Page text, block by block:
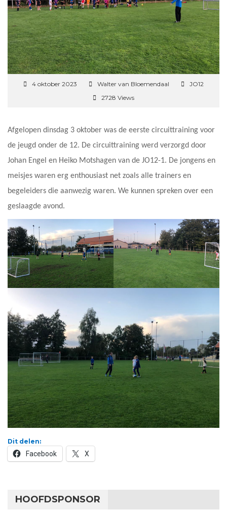
4 oktober 2023 Walter van Bloemendaal
JO12
2728 Views
Afgelopen dinsdag 3 oktober was de eerste circuittraining voor
de jeugd onder de 12. De circuittraining werd verzorgd door
Johan Engel en Heiko Motshagen van de JO12-1. De jongens en
meisjes waren erg enthousiast net zoals alle trainers en
begeleiders die aanwezig waren. We kunnen spreken over een
geslaagde avond.
Dit delen:
Facebook X
HOOFDSPONSOR